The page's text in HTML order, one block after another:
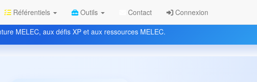
Référentiels Outils Contact Connexion
MELEC, aux défis XP et aux ressources MELEC.